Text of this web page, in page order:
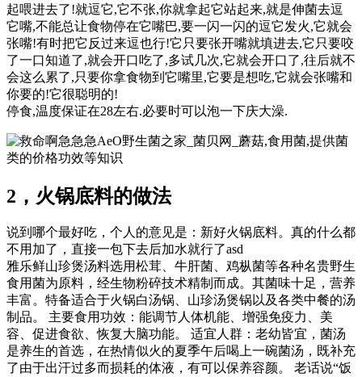
起喂进去了!就逗它,它不张,你就拿起它站起来,就是伸菌去逗
它嘴,不能总让食物停在它嘴巴,要一闪一闪的逗它发火,它就会
张嘴!有时把它反过来逗也行!它只要张开嘴就填进去,它只要咬
了一口知道了,就会开口吃了,多试几次,它就会开口了,往后就不
会这么累了,只要你拿食物到它嘴里,它要是想吃,它就会张嘴和
你要的!它很聪明的!
停食,温度保证在28左右.必要时可以泡一下庆大澡.
AeO野生菌之家_菌贝网_蘑菇,食用菌,提供菌
类的价格功效等知识
2，火锅底料的做法
说到哪个最好吃，个人的意见是：新好火锅底料。真的什么都
不用加了，直接一包下去后加水就行了asd
雅乐鲜山珍煲汤料选用松茸、牛肝菌、鸡枞菌等各种名贵野生
食用菌为原料，经生物粉碎技术精制而成。其菌味十足，营养
丰富。特备适合于火锅白汤锅、山珍汤煲锅以及各类中餐的汤
制品。 主要食用功效：能调节人体机能、增强免疫力、美
容、促进食欲、恢复大脑功能。 适宜人群：老幼皆宜，菌汤
是养生的首选，在热情似火的夏季午后喝上一碗菌汤，既补充
了由于出汗过多而损耗的体液，有可以保养容颜。 老话说“饭